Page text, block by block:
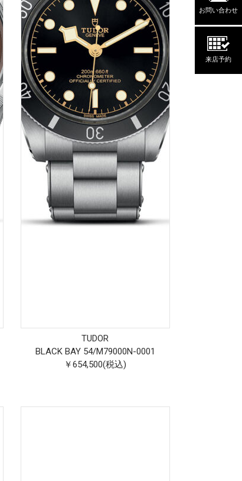
お問い合わせ
来店予約
TUDOR
BLACK BAY 54/M79000N-0001
￥654,500(税込)